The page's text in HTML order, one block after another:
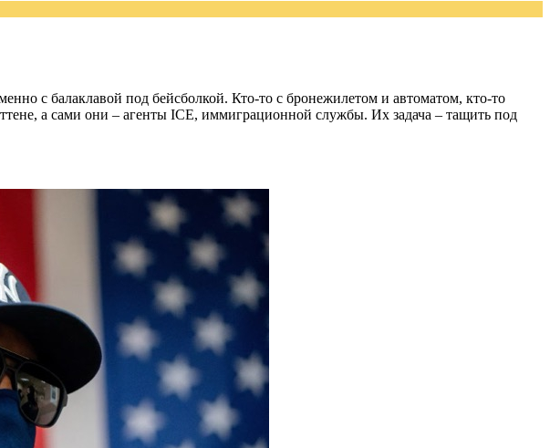
с балаклавой под бейсболкой. Кто-то с бронежилетом и автоматом, кто-то
а сами они – агенты ICE, иммиграционной службы. Их задача – тащить под